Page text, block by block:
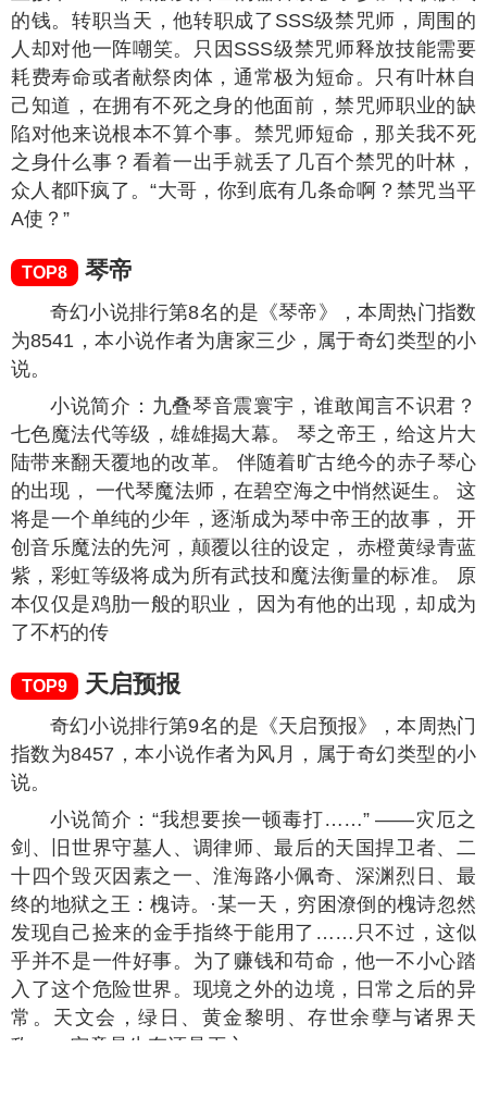
奇幻小说排行第7名的是《禁咒师短命？我拥有不
死之身》，本周热门指数为
小杏仁，属于奇幻类型的小说。
小说简介：叶林穿越到一个妖魔横行的世界，获
得了不死之身。因为这个世界的转职仪式很费钱，他
直接卡BUG靠着贩卖自己的器官凑够了参加转职仪式
的钱。转职当天，他转职成了SSS级禁咒师，周围的
人却对他一阵嘲笑。只因SSS级禁咒师释放技能需要
耗费寿命或者献祭肉体，通常极为短命。只有叶林自
己知道，在拥有不死之身的他面前，禁咒师职业的缺
陷对他来说根本不算个事。禁咒师短命，那关我不死
之身什么事？看着一出手就丢了几百个禁咒的叶林，
众人都吓疯了。“大哥，你到底有几条命啊？禁咒当平
A使？”
TOP8 琴帝